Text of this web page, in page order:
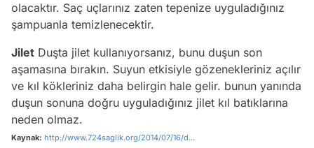
olacaktır. Saç uçlarınız zaten tepenize uyguladığınız
şampuanla temizlenecektir.
Jilet Duşta jilet kullanıyorsanız, bunu duşun son
aşamasına bırakın. Suyun etkisiyle gözenekleriniz açılır
ve kıl kökleriniz daha belirgin hale gelir. bunun yanında
duşun sonuna doğru uyguladığınız jilet kıl batıklarına
neden olmaz.
Kaynak: http://www.724saglik.org/2014/07/16/d...